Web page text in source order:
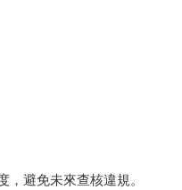
避免未來查核違規。